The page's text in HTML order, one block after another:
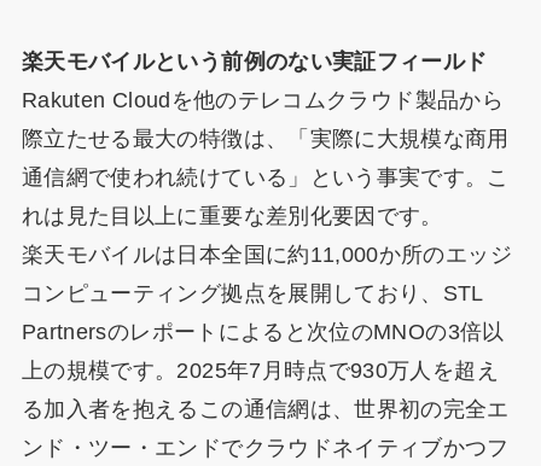
楽天モバイルという前例のない実証フィールド
Rakuten Cloudを他のテレコムクラウド製品から
際立たせる最大の特徴は、「実際に大規模な商用
通信網で使われ続けている」という事実です。こ
れは見た目以上に重要な差別化要因です。
楽天モバイルは日本全国に約11,000か所のエッジ
コンピューティング拠点を展開しており、STL
Partnersのレポートによると次位のMNOの3倍以
上の規模です。2025年7月時点で930万人を超え
る加入者を抱えるこの通信網は、世界初の完全エ
ンド・ツー・エンドでクラウドネイティブかつフ